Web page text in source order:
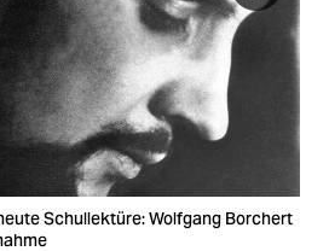
Schullektüre: Wolfgang Borchert